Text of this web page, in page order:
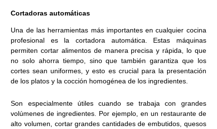
Cortadoras automáticas
Una de las herramientas más importantes en cualquier cocina
profesional es la cortadora automática. Estas máquinas
permiten cortar alimentos de manera precisa y rápida, lo que
no solo ahorra tiempo, sino que también garantiza que los
cortes sean uniformes, y esto es crucial para la presentación
de los platos y la cocción homogénea de los ingredientes.
Son especialmente útiles cuando se trabaja con grandes
volúmenes de ingredientes. Por ejemplo, en un restaurante de
alto volumen, cortar grandes cantidades de embutidos, quesos